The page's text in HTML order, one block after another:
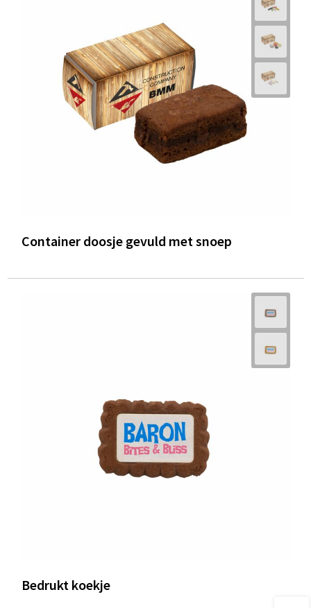
Container doosje gevuld met snoep
Bedrukt koekje